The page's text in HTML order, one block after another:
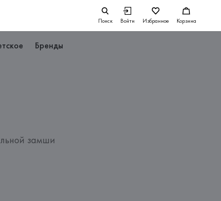
Поиск Войти Избранное Корзина
Бренды
замши